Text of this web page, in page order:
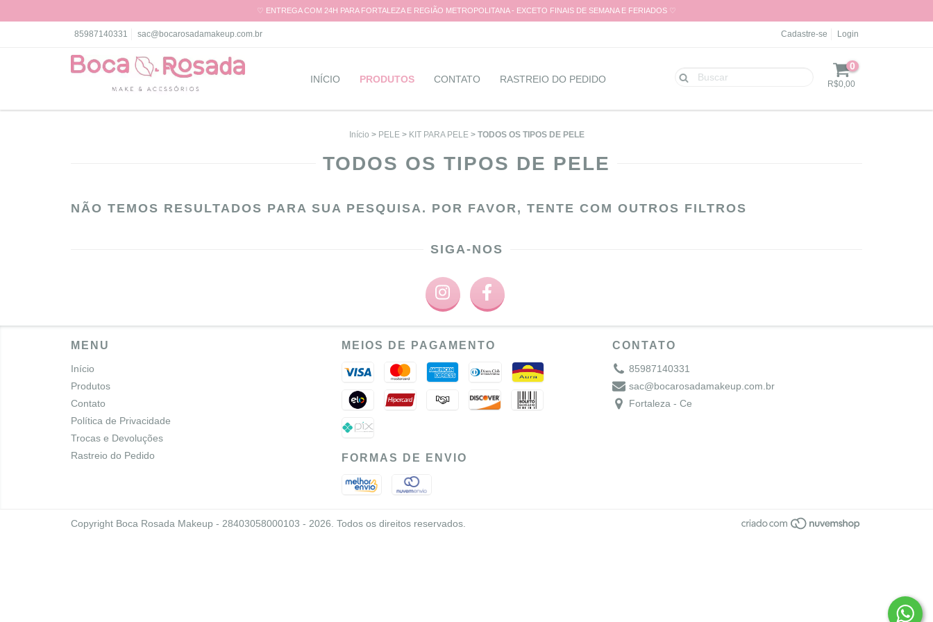
♡ ENTREGA COM 24H PARA FORTALEZA E REGIÃO METROPOLITANA - EXCETO FINAIS DE SEMANA E FERIADOS ♡
85987140331 sac@bocarosadamakeup.com.br Cadastre-se Login
INÍCIO PRODUTOS CONTATO RASTREIO DO PEDIDO
0
R$0,00
Início > PELE > KIT PARA PELE > TODOS OS TIPOS DE PELE
TODOS OS TIPOS DE PELE
NÃO TEMOS RESULTADOS PARA SUA PESQUISA. POR FAVOR, TENTE COM OUTROS FILTROS
SIGA-NOS
MENU
Início
Produtos
Contato
Política de Privacidade
Trocas e Devoluções
Rastreio do Pedido
MEIOS DE PAGAMENTO
FORMAS DE ENVIO
CONTATO
85987140331
sac@bocarosadamakeup.com.br
Fortaleza - Ce
Copyright Boca Rosada Makeup - 28403058000103 - 2026. Todos os direitos reservados.